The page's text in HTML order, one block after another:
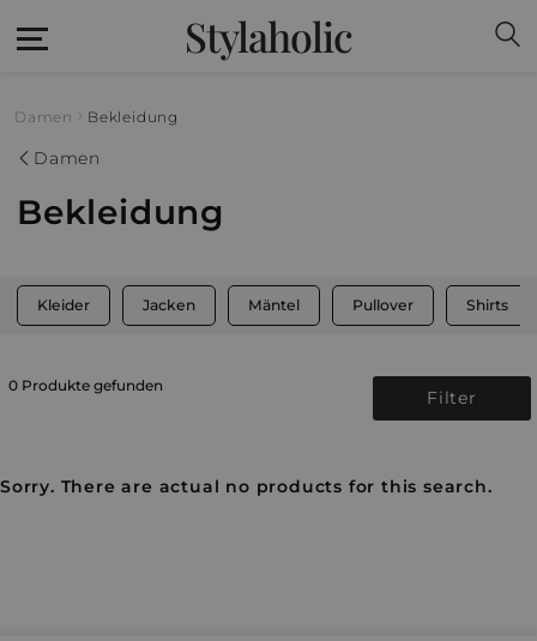
Stylaholic
Damen Bekleidung
Damen
Bekleidung
Kleider Jacken Mäntel Pullover Shirts
0 Produkte gefunden
Filter
Sorry. There are actual no products for this search.